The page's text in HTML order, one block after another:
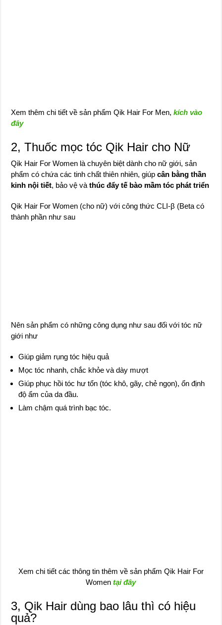
Xem thêm chi tiết về sản phẩm Qik Hair For Men,kích vào
đây
2, Thuốc mọc tóc Qik Hair cho Nữ
Qik Hair For Women là chuyên biệt dành cho nữ giới, sản
phẩm có chứa các tinh chất thiên nhiên, giúpcân bằng thần
kinh nội tiết, bảo vệ vàthúc đẩy tế bào mầm tóc phát triển
Qik Hair For Women (cho nữ) với công thức CLI-β (Beta có
thành phần như sau
Nên sản phẩm có những công dụng như sau đối với tóc nữ
giới như
Giúp giảm rụng tóc hiệu quả
Mọc tóc nhanh, chắc khỏe và dày mượt
Giúp phục hồi tóc hư tổn (tóc khô, gãy, chẻ ngọn), ổn định
độ ẩm của da đầu.
Làm chậm quá trình bạc tóc.
Xem chi tiết các thông tin thêm về sản phẩm Qik Hair For
Womentại đây
3, Qik Hair dùng bao lâu thì có hiệu
quả?